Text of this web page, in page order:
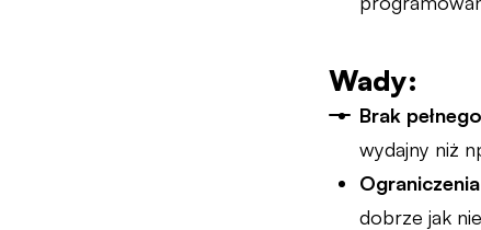
Wady:
Brak
wydajny niż
dobrze jak